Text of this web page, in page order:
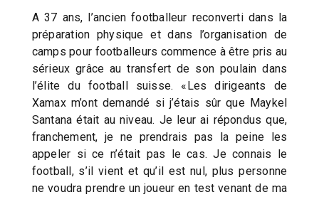
A 37 ans, l’ancien footballeur reconverti dans la
préparation physique et dans l’organisation de
camps pour footballeurs commence à être pris au
sérieux grâce au transfert de son poulain dans
l’élite du football suisse. «Les dirigeants de
Xamax m’ont demandé si j’étais sûr que Maykel
Santana était au niveau. Je leur ai répondus que,
franchement, je ne prendrais pas la peine les
appeler si ce n’était pas le cas. Je connais le
football, s’il vient et qu’il est nul, plus personne
ne voudra prendre un joueur en test venant de ma